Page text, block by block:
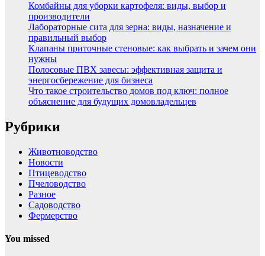
Комбайны для уборки картофеля: виды, выбор и
производители
Лабораторные сита для зерна: виды, назначение и
правильный выбор
Клапаны приточные стеновые: как выбрать и зачем они
нужны
Полосовые ПВХ завесы: эффективная защита и
энергосбережение для бизнеса
Что такое строительство домов под ключ: полное
объяснение для будущих домовладельцев
Рубрики
Животноводство
Новости
Птицеводство
Пчеловодство
Разное
Садоводство
Фермерство
You missed